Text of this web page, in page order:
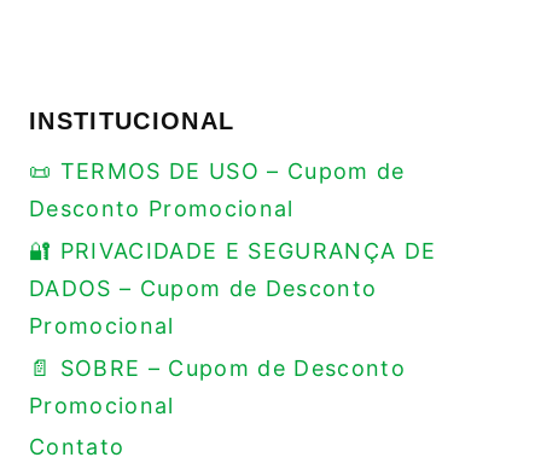
INSTITUCIONAL
📜 TERMOS DE USO – Cupom de
Desconto Promocional
🔐 PRIVACIDADE E SEGURANÇA DE
DADOS – Cupom de Desconto
Promocional
📄 SOBRE – Cupom de Desconto
Promocional
Contato